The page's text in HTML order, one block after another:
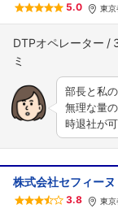
5.0 東京
DTPオペレーター
部長と私
無理な量
時退社が
株式会社セフィーヌ
3.8 東京